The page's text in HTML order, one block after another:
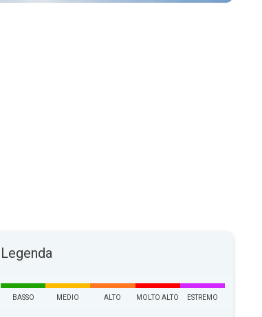
Legenda
BASSO MEDIO ALTO MOLTO ALTO ESTREMO